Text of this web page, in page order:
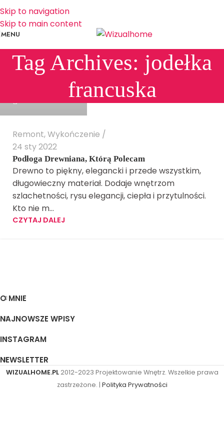
Skip to navigation
Skip to main content
MENU
Tag Archives: jodełka
francuska
@Wizualhome
Remont,Wykończenie
24 sty 2022
Podłoga Drewniana, Którą Polecam
Drewno to piękny, elegancki i przede wszystkim,
długowieczny materiał. Dodaje wnętrzom
szlachetności, rysu elegancji, ciepła i przytulności.
Kto nie m...
CZYTAJ DALEJ
O MNIE
NAJNOWSZE WPISY
INSTAGRAM
NEWSLETTER
WIZUALHOME.PL 2012-2023 Projektowanie Wnętrz. Wszelkie prawa
zastrzeżone. | Polityka Prywatności